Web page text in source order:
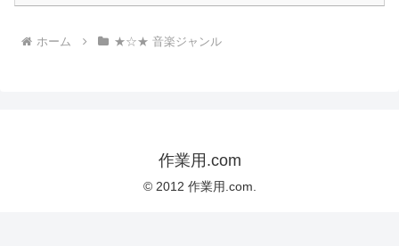
ホーム ★☆★ 音楽ジャンル
作業用.com
© 2012 作業用.com.